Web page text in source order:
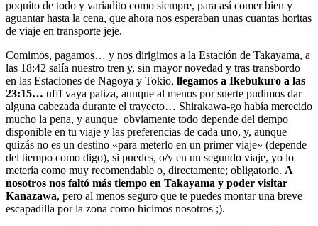
poquito de todo y variadito como siempre, para así comer bien y
aguantar hasta la cena, que ahora nos esperaban unas cuantas horitas
de viaje en transporte jeje.
Comimos, pagamos… y nos dirigimos a la Estación de Takayama, a
las 18:42 salía nuestro tren y, sin mayor novedad y tras transbordo
en las Estaciones de Nagoya y Tokio, llegamos a Ikebukuro a las
23:15… ufff vaya paliza, aunque al menos por suerte pudimos dar
alguna cabezada durante el trayecto… Shirakawa-go había merecido
mucho la pena, y aunque obviamente todo depende del tiempo
disponible en tu viaje y las preferencias de cada uno, y, aunque
quizás no es un destino «para meterlo en un primer viaje» (depende
del tiempo como digo), si puedes, o/y en un segundo viaje, yo lo
metería como muy recomendable o, directamente; obligatorio. A
nosotros nos faltó más tiempo en Takayama y poder visitar
Kanazawa, pero al menos seguro que te puedes montar una breve
escapadilla por la zona como hicimos nosotros ;).